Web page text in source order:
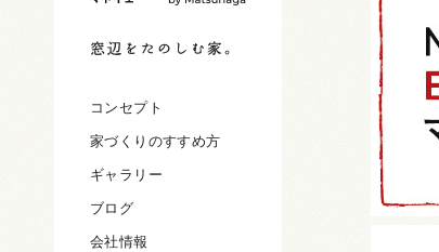
コンセプト
家づくりのすすめ方
ギャラリー
ブログ
会社情報